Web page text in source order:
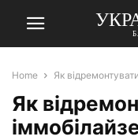
Home Як
Як